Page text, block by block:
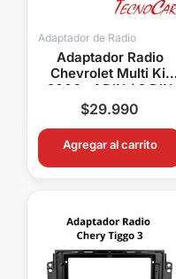
Adaptador de Radio
Adaptador Radio
Chevrolet Multi Kit
2006+ 1 DIN / 2 DIN
Metra ACH99-3305
$29.990
Agregar al carrito